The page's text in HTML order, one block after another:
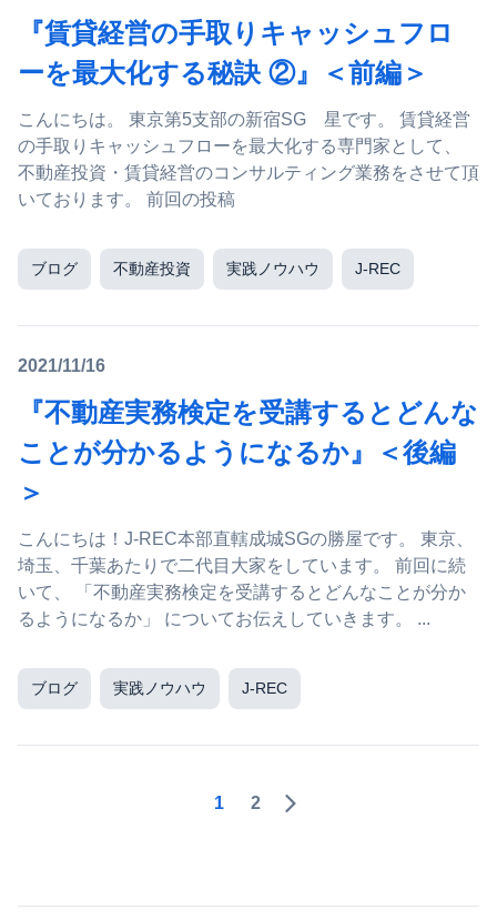
『賃貸経営の手取りキャッシュフロ
ーを最大化する秘訣 ②』＜前編＞
こんにちは。 東京第5支部の新宿SG 星です。 賃貸経営
の手取りキャッシュフローを最大化する専門家として、
不動産投資・賃貸経営のコンサルティング業務をさせて頂
いております。 前回の投稿
ブログ 不動産投資 実践ノウハウ J-REC
2021/11/16
『不動産実務検定を受講するとどんな
ことが分かるようになるか』＜後編
＞
こんにちは！J-REC本部直轄成城SGの勝屋です。 東京、
埼玉、千葉あたりで二代目大家をしています。 前回に続
いて、 「不動産実務検定を受講するとどんなことが分か
るようになるか」 についてお伝えしていきます。 ...
ブログ 実践ノウハウ J-REC
1 2